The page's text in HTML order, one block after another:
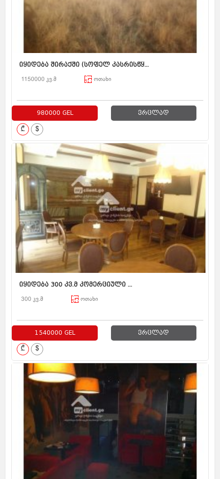
იყიდება შირაქში (სოფელ კასრისწყ...
1150000 კვ.მ ოთახი
980000 GEL ვრცლად
₾ $
იყიდება 300 კვ.მ კომერციული ...
300 კვ.მ ოთახი
1540000 GEL ვრცლად
₾ $